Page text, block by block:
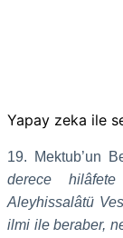
Yapay zeka ile
19. Mektub’un
derece
Aleyhissalâtü
ilmi ile beraber,